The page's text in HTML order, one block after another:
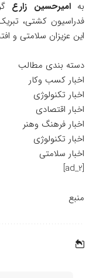
بهامیرحسین زارع
فدراسیون کشتی،
این عزیزان سلامتی و
دسته بندی مطالب
اخبار کسب وکار
اخبار تکنولوژی
اخبار اقتصادی
اخبار فرهنگ وهنر
اخبار تکنولوژی
اخبار سلامتی
[ad_2]
منبع